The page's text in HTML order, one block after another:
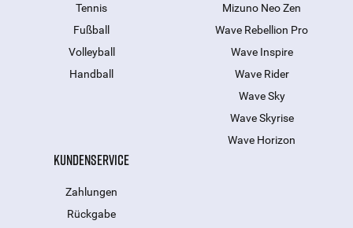
Tennis
Fußball
Volleyball
Handball
Mizuno Neo Zen
Wave Rebellion Pro
Wave Inspire
Wave Rider
Wave Sky
Wave Skyrise
Wave Horizon
KUNDENSERVICE
Zahlungen
Rückgabe